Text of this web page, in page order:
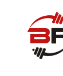
содержанию